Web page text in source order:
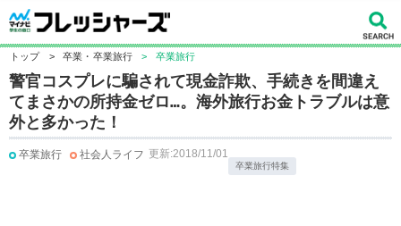
トップ > 卒業・卒業旅行 > 卒業旅行
警官コスプレに騙されて現金詐欺、手続きを間違え
てまさかの所持金ゼロ…。海外旅行お金トラブルは意
外と多かった！
卒業旅行 社会人ライフ 更新:2018/11/01
卒業旅行特集